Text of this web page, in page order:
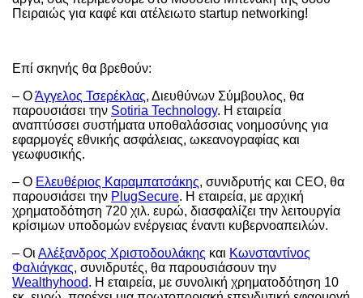
Πειραιώς για καφέ και ατέλειωτο startup networking!
Επί σκηνής θα βρεθούν:
– ΟΆγγελος Τσερέκλας, Διευθύνων Σύμβουλος, θα
παρουσιάσει την Sotiria Technology. H εταιρεία
αναπτύσσει συστήματα υποθαλάσσιας νοημοσύνης για
εφαρμογές εθνικής ασφάλειας, ωκεανογραφίας και
γεωφυσικής.
– Ο Ελευθέριος Καραμπατσάκης, συνιδρυτής και CEO, θα
παρουσιάσει την PlugSecure. Η εταιρεία, με αρχική
χρηματοδότηση 720 χιλ. ευρώ, διασφαλίζει την λειτουργία
κρίσιμων υποδομών ενέργειας έναντι κυβερνοαπειλών.
– Οι Αλέξανδρος Χριστοδουλάκης και Κωνσταντίνος
Φαλιάγκας, συνιδρυτές, θα παρουσιάσουν την
Wealthyhood. Η εταιρεία, με συνολική χρηματοδότηση 10